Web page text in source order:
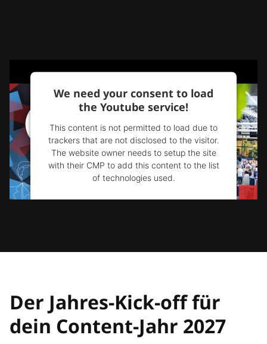
We need your consent to load
the Youtube service!
This content is not permitted to load due to
trackers that are not disclosed to the visitor.
The website owner needs to setup the site
with their CMP to add this content to the list
of technologies used.
Powered byUsercentrics Consent
Der Jahres-Kick-off für
dein Content-Jahr 2027